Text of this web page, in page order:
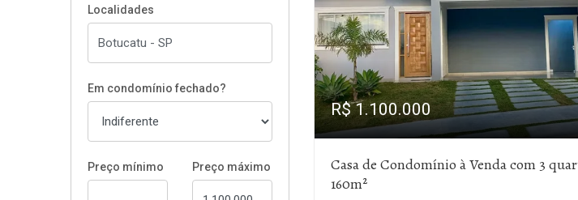
Localidades
Em condomínio fechado?
Preço mínimo Preço máximo
R$ 1.100.000
Casa de Condomínio à Venda com 3
160m²